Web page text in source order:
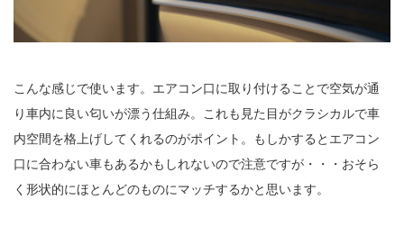
こんな感じで使います。エアコン口に取り付けることで空気が通
り車内に良い匂いが漂う仕組み。これも見た目がクラシカルで車
内空間を格上げしてくれるのがポイント。もしかするとエアコン
口に合わない車もあるかもしれないので注意ですが・・・おそら
く形状的にほとんどのものにマッチするかと思います。